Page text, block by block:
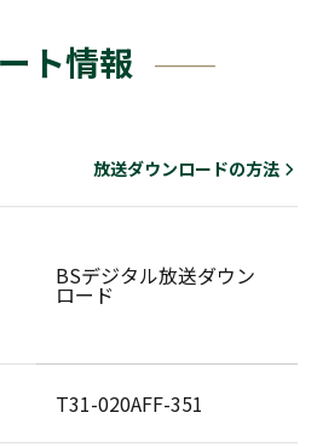
ト情報
放送ダウンロードの方法
BSデジタル放送ダウン
ロード
T31-020AFF-351